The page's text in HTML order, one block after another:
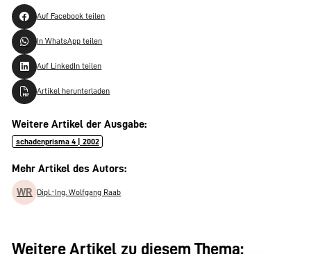
Auf Facebook teilen
In WhatsApp teilen
Auf LinkedIn teilen
Artikel herunterladen
Weitere Artikel der Ausgabe:
schadenprisma 4 | 2002
Mehr Artikel des Autors:
WR Dipl.-Ing. Wolfgang Raab
Weitere Artikel zu diesem Thema: